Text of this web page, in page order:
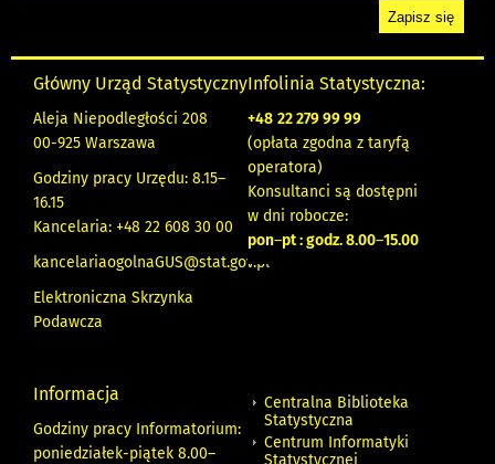
Główny Urząd Statystyczny
Aleja Niepodległości 208
00-925 Warszawa
Godziny pracy Urzędu: 8.15–
16.15
Kancelaria: +48 22 608 30 00
kancelariaogolnaGUS@stat.gov.pl
Elektroniczna Skrzynka
Podawcza
Infolinia Statystyczna:
+48 22 279 99 99
(opłata zgodna z taryfą
operatora)
Konsultanci są dostępni
w dni robocze:
pon–pt : godz. 8.00–15.00
Informacja
Godziny pracy Informatorium:
poniedziałek-piątek 8.00–
Centralna Biblioteka
Statystyczna
Centrum Informatyki
Statystycznej